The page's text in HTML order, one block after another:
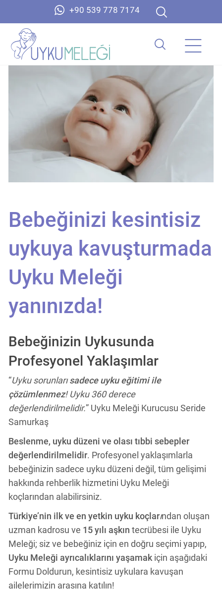
+90 539 778 7174
Bebeğinizi kesintisiz
uykuya kavuşturmada
Uyku Meleği
yanınızda!
Bebeğinizin Uykusunda
Profesyonel Yaklaşımlar
“Uyku sorunlarısadece uyku eğitimi ile
çözümlenmez! Uyku 360 derece
değerlendirilmelidir.” Uyku Meleği Kurucusu Seride
Samurkaş
Beslenme, uyku düzeni ve olası tıbbi sebepler
değerlendirilmelidir. Profesyonel yaklaşımlarla
bebeğinizin sadece uyku düzeni değil, tüm gelişimi
hakkında rehberlik hizmetini Uyku Meleği
koçlarından alabilirsiniz.
Türkiye’nin ilk ve en yetkin uyku koçlarından oluşan
uzman kadrosu ve 15 yılı aşkın tecrübesi ile Uyku
Meleği; siz ve bebeğiniz için en doğru seçimi yapıp,
Uyku Meleği ayrıcalıklarını yaşamak için aşağıdaki
Formu Doldurun, kesintisiz uykulara kavuşan
ailelerimizin arasına katılın!